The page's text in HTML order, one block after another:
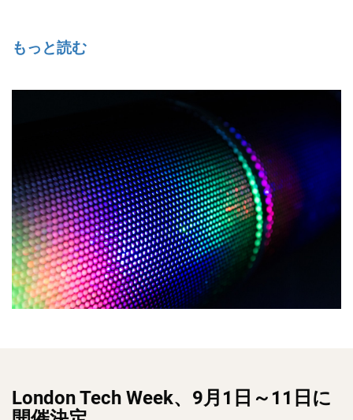
もっと読む
London Tech Week、9月1日～11日に